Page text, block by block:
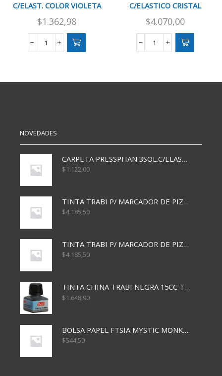
C/ELAST. COLOR VIOLETA
$1.362,98
CARPETA
COLOR
C/ELASTICO CRISTAL
$4.070,00
CARPETA
C/ELASTICO
NOVEDADES
CARPETA PRESSPHAN 3SOL.C/ELAST MARRON A4 P01A
$1.122,00
TINTA TRABI P/ MARCADOR DE PIZARRA x30ml AZUL
$4.185,50
TINTA TRABI P/ MARCADOR DE PIZARRA x30ml ROJO
$4.185,50
TINTA CHINA TRABI NEGRA 15CC TR3460
$1.648,90
BOLSA PAPEL FTSIA MYSTIC MONKEY 14/08/20
$544,50